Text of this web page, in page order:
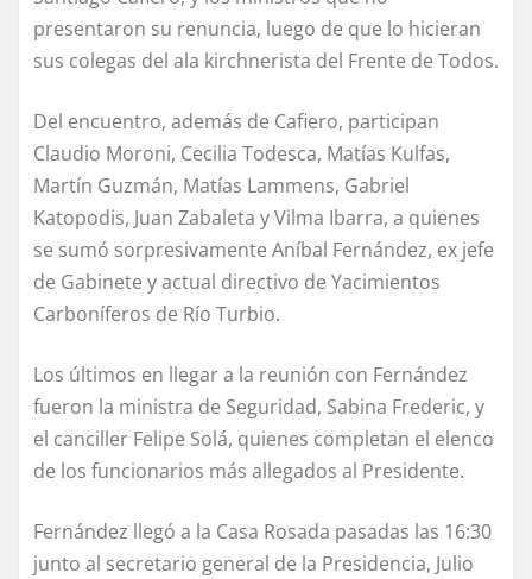
presentaron su renuncia, luego de que lo hicieran
sus colegas del ala kirchnerista del Frente de Todos.
Del encuentro, además de Cafiero, participan
Claudio Moroni, Cecilia Todesca, Matías Kulfas,
Martín Guzmán, Matías Lammens, Gabriel
Katopodis, Juan Zabaleta y Vilma Ibarra, a quienes
se sumó sorpresivamente Aníbal Fernández, ex jefe
de Gabinete y actual directivo de Yacimientos
Carboníferos de Río Turbio.
Los últimos en llegar a la reunión con Fernández
fueron la ministra de Seguridad, Sabina Frederic, y
el canciller Felipe Solá, quienes completan el elenco
de los funcionarios más allegados al Presidente.
Fernández llegó a la Casa Rosada pasadas las 16:30
junto al secretario general de la Presidencia, Julio